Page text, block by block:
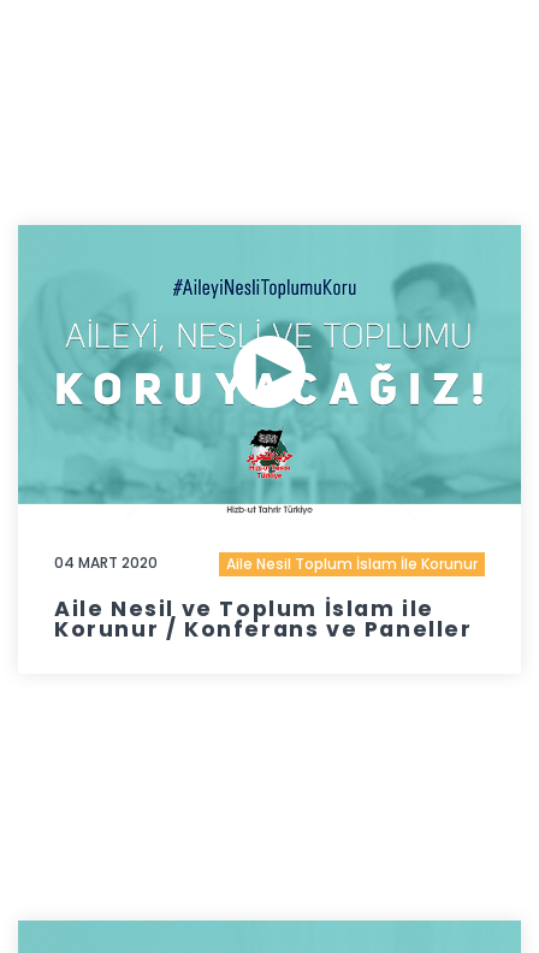
04 MART 2020 Aile Nesil Toplum İslam İle Korunur
Aile Nesil ve Toplum İslam ile
Korunur / Konferans ve Paneller